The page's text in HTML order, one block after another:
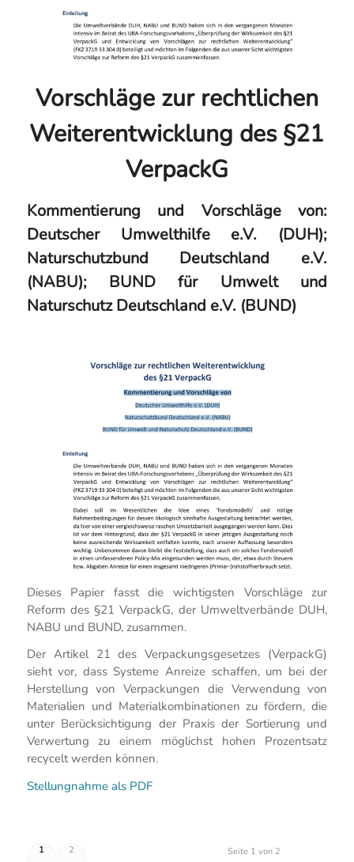
Vorschläge zur rechtlichen
Weiterentwicklung des §21
VerpackG
Kommentierung und Vorschläge von:
Deutscher Umwelthilfe e.V. (DUH);
Naturschutzbund Deutschland e.V.
(NABU); BUND für Umwelt und
Naturschutz Deutschland e.V. (BUND)
Dieses Papier fasst die wichtigsten Vorschläge zur
Reform des §21 VerpackG, der Umweltverbände DUH,
NABU und BUND, zusammen.
Der Artikel 21 des Verpackungsgesetzes (VerpackG)
sieht vor, dass Systeme Anreize schaffen, um bei der
Herstellung von Verpackungen die Verwendung von
Materialien und Materialkombinationen zu fördern, die
unter Berücksichtigung der Praxis der Sortierung und
Verwertung zu einem möglichst hohen Prozentsatz
recycelt werden können.
Stellungnahme als PDF
Seite 1 von 2
1 2